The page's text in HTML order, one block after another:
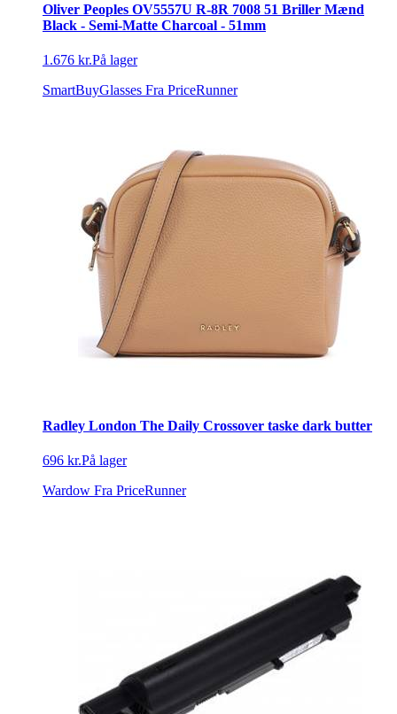
Oliver Peoples OV5557U R-8R 7008 51 Briller Mænd
Black - Semi-Matte Charcoal - 51mm
1.676 kr.På lager
SmartBuyGlasses Fra PriceRunner
Radley London The Daily Crossover taske dark butter
696 kr.På lager
Wardow Fra PriceRunner